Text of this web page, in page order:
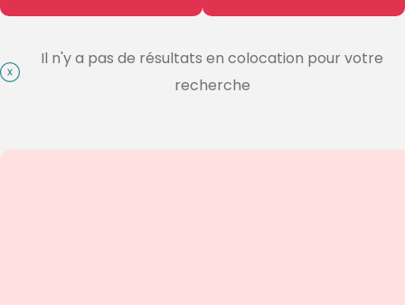
Il n'y a pas de résultats en colocation pour votre
recherche